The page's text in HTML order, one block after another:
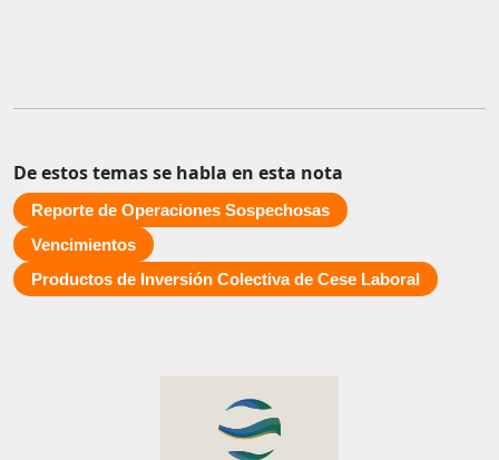
De estos temas se habla en esta nota
Reporte de Operaciones Sospechosas
Vencimientos
Productos de Inversión Colectiva de Cese Laboral